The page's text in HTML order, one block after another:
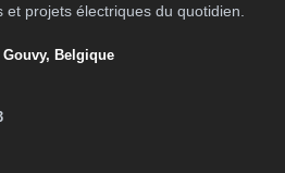
projets électriques du quotidien.
Gouvy, Belgique